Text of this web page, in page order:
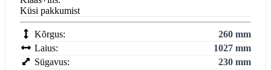
Küsi pakkumist
Kõrgus:
260 mm
Laius:
1027 mm
Sügavus:
230 mm